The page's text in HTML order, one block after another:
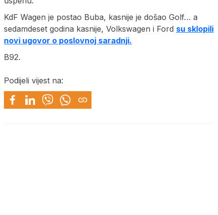
KdF Wagen je postao Buba, kasnije je došao Golf… a
sedamdeset godina kasnije, Volkswagen i Ford su sklopili
novi ugovor o poslovnoj saradnji.
B92.
Podijeli vijest na: